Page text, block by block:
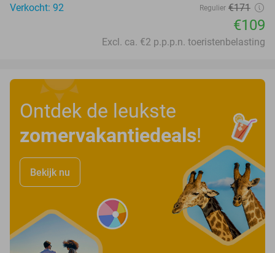
Verkocht: 92
Regulier €171
€109
Excl. ca. €2 p.p.p.n. toeristenbelasting
Ontdek de leukste
zomervakantiedeals!
Bekijk nu